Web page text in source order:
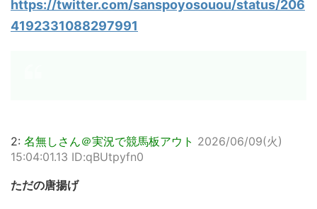
https://twitter.com/sanspoyosouou/status/206
4192331088297991
2: 名無しさん＠実況で競馬板アウト 2026/06/09(火)
15:04:01.13 ID:qBUtpyfn0
ただの唐揚げ